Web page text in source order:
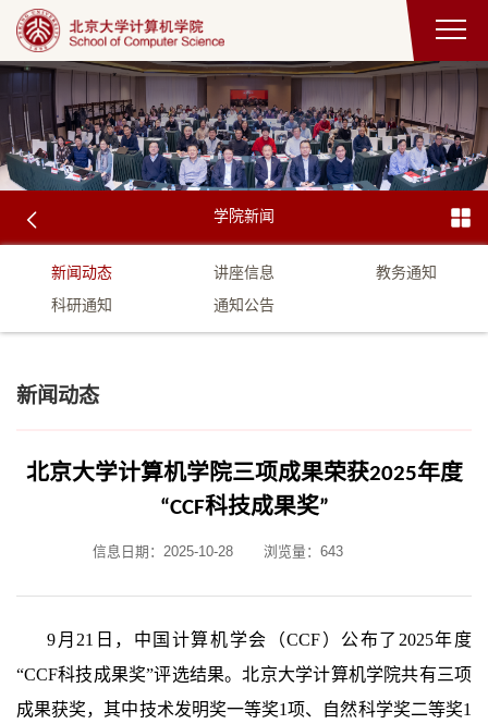
学院新闻
新闻动态 讲座信息
教务通知
科研通知
通知公告
新闻动态
北京大学计算机学院三项成果荣获2025年度
“CCF科技成果奖”
信息日期：2025-10-28 浏览量： 643
9月21日，中国计算机学会（CCF）公布了2025年度
“CCF科技成果奖”评选结果。北京大学计算机学院共有三项
成果获奖，其中技术发明奖一等奖1项、自然科学奖二等奖1